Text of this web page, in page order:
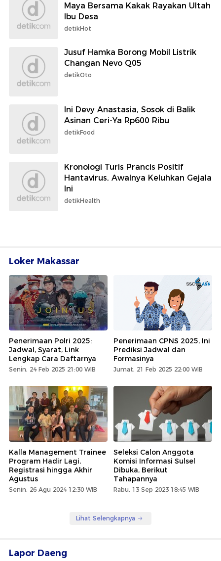
Maya Bersama Kakak Rayakan Ultah
Ibu Desa
detikHot
Jusuf Hamka Borong Mobil Listrik
Changan Nevo Q05
detikOto
Ini Devy Anastasia, Sosok di Balik
Asinan Ceri-Ya Rp600 Ribu
detikFood
Kronologi Turis Prancis Positif
Hantavirus, Awalnya Keluhkan Gejala
Ini
detikHealth
Loker Makassar
Penerimaan Polri 2025:
Jadwal, Syarat, Link
Lengkap Cara Daftarnya
Senin, 24 Feb 2025 21:00 WIB
Penerimaan CPNS 2025, Ini
Prediksi Jadwal dan
Formasinya
Jumat, 21 Feb 2025 22:00 WIB
Kalla Management Trainee
Program Hadir Lagi,
Registrasi hingga Akhir
Agustus
Senin, 26 Agu 2024 12:30 WIB
Seleksi Calon Anggota
Komisi Informasi Sulsel
Dibuka, Berikut
Tahapannya
Rabu, 13 Sep 2023 18:45 WIB
Lihat Selengkapnya
Lapor Daeng